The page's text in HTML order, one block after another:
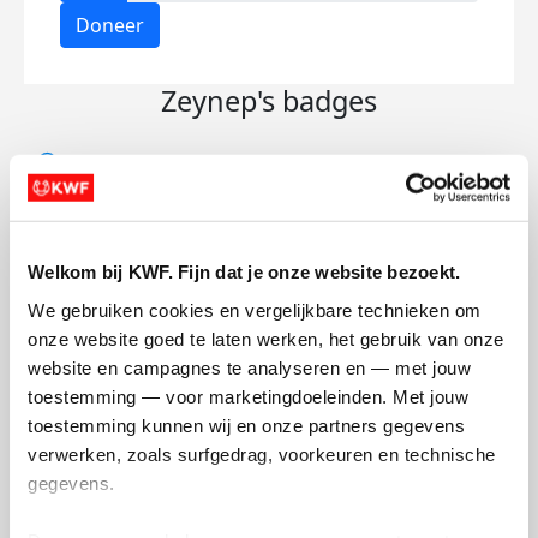
Welkom bij KWF. Fijn dat je onze website bezoekt.
We gebruiken cookies en vergelijkbare technieken om
onze website goed te laten werken, het gebruik van onze
website en campagnes te analyseren en — met jouw
toestemming — voor marketingdoeleinden. Met jouw
toestemming kunnen wij en onze partners gegevens
verwerken, zoals surfgedrag, voorkeuren en technische
gegevens.
Doneer
Zeynep's badges